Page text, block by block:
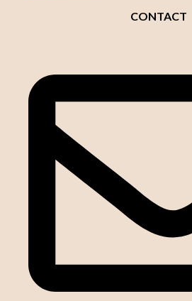
CONTACT